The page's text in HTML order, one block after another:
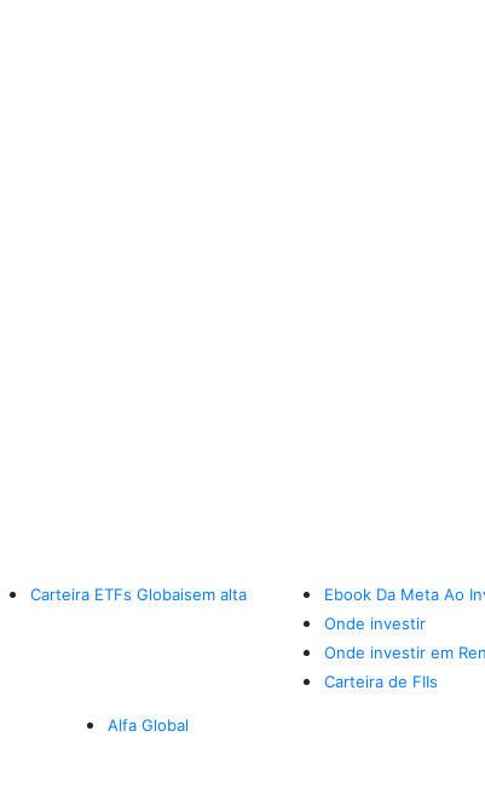
Carteira ETFs Globaisem alta
Alfa Global
Ebook Da Meta Ao
Onde investir
Onde investir em
Carteira de FIIs